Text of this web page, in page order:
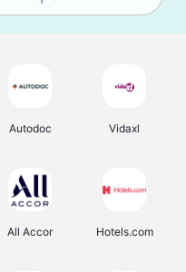
Autodoc Vidaxl
All Accor Hotels.com